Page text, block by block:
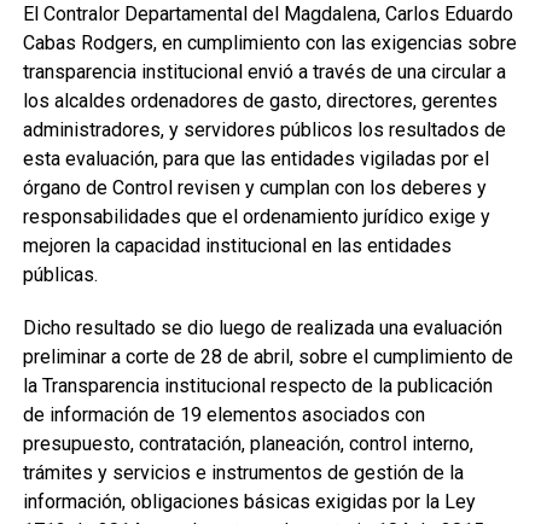
El Contralor Departamental del Magdalena, Carlos Eduardo
Cabas Rodgers, en cumplimiento con las exigencias sobre
transparencia institucional envió a través de una circular a
los alcaldes ordenadores de gasto, directores, gerentes
administradores, y servidores públicos los resultados de
esta evaluación, para que las entidades vigiladas por el
órgano de Control revisen y cumplan con los deberes y
responsabilidades que el ordenamiento jurídico exige y
mejoren la capacidad institucional en las entidades
públicas.
Dicho resultado se dio luego de realizada una evaluación
preliminar a corte de 28 de abril, sobre el cumplimiento de
la Transparencia institucional respecto de la publicación
de información de 19 elementos asociados con
presupuesto, contratación, planeación, control interno,
trámites y servicios e instrumentos de gestión de la
información, obligaciones básicas exigidas por la Ley